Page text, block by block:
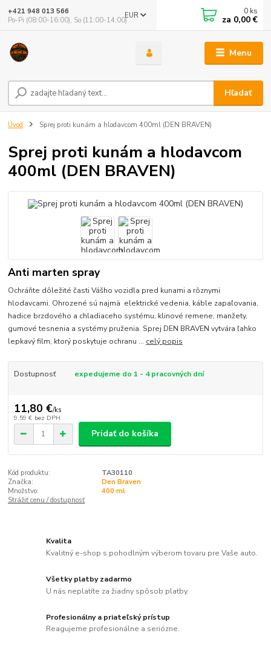
Menu
EUR
Hľadať
+421 948 013 566
Po-Pi (08:00-16:00), So (11:00-14:00)
0 ks
za 0,00 €
Úvod Sprej proti kunám a hlodavcom 400ml (DEN BRAVEN)
Sprej proti kunám a hlodavcom
400ml (DEN BRAVEN)
Anti marten spray
Ochráňte dôležité časti Vášho vozidla pred kunami a rôznymi
hlodavcami. Ohrozené sú najmä elektrické vedenia, káble zapaľovania,
hadice brzdového a chladiaceho systému, klinové remene, manžety,
gumové tesnenia a systémy pruženia. Sprej DEN BRAVEN vytvára ľahko
lepkavý film, ktorý poskytuje ochranu ... celý popis
Dostupnosť expedujeme do 1 - 4 pracovných dní
11,80 €/ks
9,59 € bez DPH
Pridať do košíka
Kód produktu:
TA30110
Značka:
Den Braven
Množstvo:
400 ml
Strážiť cenu / dostupnosť
Kvalita
Kvalitný e-shop s pohodlným výberom tovaru pre Vaše auto.
Všetky platby zadarmo
U nás neplatíte za žiadny spôsob platby.
Profesionálny a priateľský prístup
Reagujeme profesionálne a seriózne.